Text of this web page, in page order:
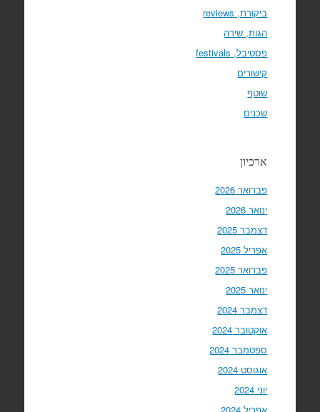
ביקורת, reviews
הגות, שירה
פסטיבל, festivals
קישורים
שוטף
שכנים
ארכיון
פברואר 2026
ינואר 2026
דצמבר 2025
אפריל 2025
פברואר 2025
ינואר 2025
דצמבר 2024
אוקטובר 2024
ספטמבר 2024
אוגוסט 2024
יוני 2024
אפריל 2024